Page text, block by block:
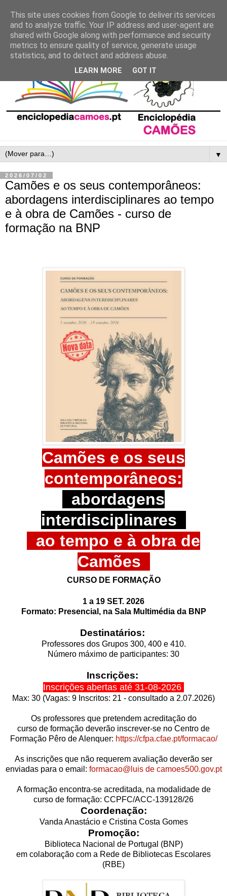
▼
2026/07/02
Camões e os seus contemporâneos:
abordagens interdisciplinares ao tempo
e à obra de Camões - curso de
formação na BNP
Camões e os seus
contemporâneos:
abordagens
interdisciplinares
ao tempo e à obra de
Camões
CURSO DE FORMAÇÃO
1 a 19 SET. 2026
Formato: Presencial, na Sala Multimédia da BNP
Destinatários:
Professores dos Grupos 300, 400 e 410.
Número máximo de participantes: 30
Inscrições:
Inscrições abertas até 31-08-2026
Max: 30 (Vagas: 9 Inscritos: 21 - consultado a 2.07.2026)
Os professores que pretendem acreditação do
curso de formação deverão inscrever-se no Centro de
Formação Pêro de Alenquer: https://cfpa.cfae.pt/formacao/
As inscrições que não requerem avaliação deverão ser
enviadas para o email: formacao@luis de camoes500.gov.pt
A formação encontra-se acreditada, na modalidade de
curso de formação: CCPFC/ACC-139128/26
Coordenação:
Vanda Anastácio e Cristina Costa Gomes
Promoção:
Biblioteca Nacional de Portugal (BNP)
em colaboração com a Rede de Bibliotecas Escolares
(RBE)
This site uses cookies from Google to deliver its services
and to analyze traffic. Your IP address and user-agent are
shared with Google along with performance and security
metrics to ensure quality of service, generate usage
statistics, and to detect and address abuse.
LEARN MORE GOT IT